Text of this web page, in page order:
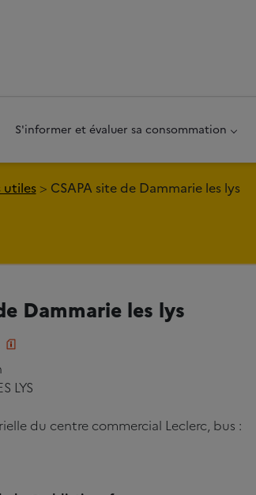
S'informer et évaluer sa consommation
utiles CSAPA site de Dammarie les lys
Dammarie les lys
LYS
du centre commercial Leclerc, bus :